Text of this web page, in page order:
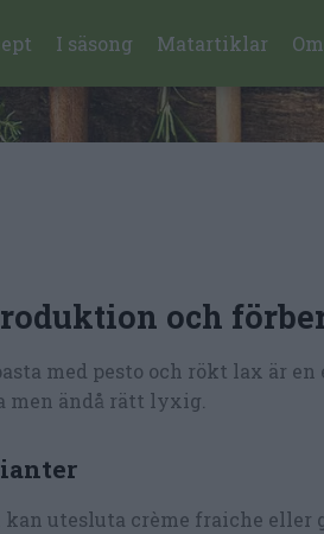
I säsong Matartiklar
och
med pesto och rökt lax är en
men ändå rätt lyxig.
kan utesluta crème fraiche eller